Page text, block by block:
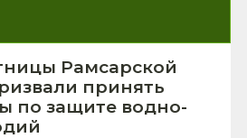
Рамсарской
принять
по защите водно-